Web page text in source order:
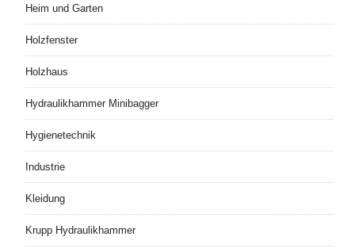
Heim und Garten
Holzfenster
Holzhaus
Hydraulikhammer Minibagger
Hygienetechnik
Industrie
Kleidung
Krupp Hydraulikhammer